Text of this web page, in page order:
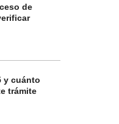
de
y cuánto
trámite